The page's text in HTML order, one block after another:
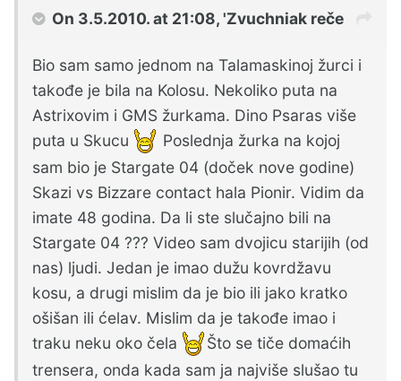
On 3.5.2010. at 21:08, 'Zvuchniak reče
Bio sam samo jednom na Talamaskinoj žurci i
takođe je bila na Kolosu. Nekoliko puta na
Astrixovim i GMS žurkama. Dino Psaras više
puta u Skucu
Poslednja žurka na kojoj
sam bio je Stargate 04 (doček nove godine)
Skazi vs Bizzare contact hala Pionir. Vidim da
imate 48 godina. Da li ste slučajno bili na
Stargate 04 ??? Video sam dvojicu starijih (od
nas) ljudi. Jedan je imao dužu kovrdžavu
kosu, a drugi mislim da je bio ili jako kratko
ošišan ili ćelav. Mislim da je takođe imao i
traku neku oko čela
Što se tiče domaćih
trensera, onda kada sam ja najviše slušao tu